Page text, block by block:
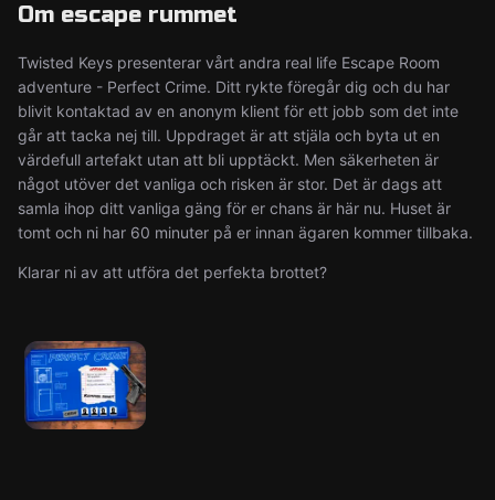
Om escape rummet
Twisted Keys presenterar vårt andra real life Escape Room
adventure - Perfect Crime. Ditt rykte föregår dig och du har
blivit kontaktad av en anonym klient för ett jobb som det inte
går att tacka nej till. Uppdraget är att stjäla och byta ut en
värdefull artefakt utan att bli upptäckt. Men säkerheten är
något utöver det vanliga och risken är stor. Det är dags att
samla ihop ditt vanliga gäng för er chans är här nu. Huset är
tomt och ni har 60 minuter på er innan ägaren kommer tillbaka.
Klarar ni av att utföra det perfekta brottet?